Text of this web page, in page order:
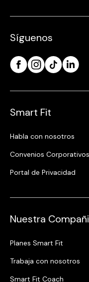
Síguenos
Smart Fit
Habla con nosotros
Convenios Corporativos
Portal de Privacidad
Nuestra
Planes Smart Fit
Trabaja con nosotros
Smart Fit Coach